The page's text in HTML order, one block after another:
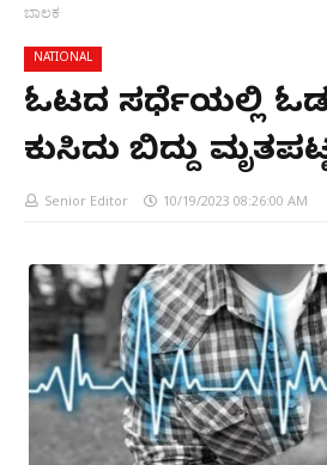
ಬಾಲಕ
NATIONAL
ಓಟದ ಸ್ಪರ್ಧೆಯಲ್ಲಿ
ಕುಸಿದು ಬಿದ್ದು
Senior Editor 10/19/2023 08:26:00 AM